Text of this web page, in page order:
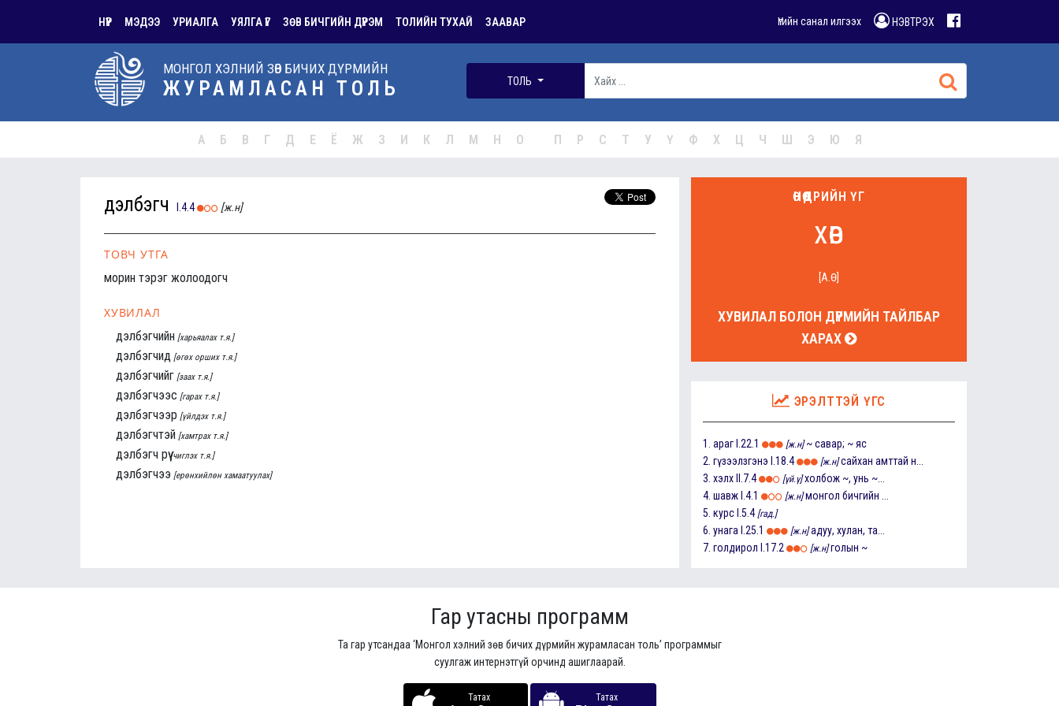
НҮҮР МЭДЭЭ УРИАЛГА УЯЛГА ҮГ ЗӨВ БИЧГИЙН ДҮРЭМ ТОЛИЙН ТУХАЙ ЗААВАР Үгийн санал илгээх НЭВТРЭХ
МОНГОЛ ХЭЛНИЙ ЗӨВ БИЧИХ ДҮРМИЙН
ЖУРАМЛАСАН ТОЛЬ ТОЛЬ
А Б В Г Д Е Ё Ж З И К Л М Н О П Р С Т У Ү Ф Х Ц Ч Ш Э Ю Я
дэлбэгч I.4.4 [ж.н]
ТОВЧ УТГА
морин тэрэг жолоодогч
ХУВИЛАЛ
дэлбэгчийн [харьяалах т.я.]
дэлбэгчид [өгөх орших т.я.]
дэлбэгчийг [заах т.я.]
дэлбэгчээс [гарах т.я.]
дэлбэгчээр [үйлдэх т.я.]
дэлбэгчтэй [хамтрах т.я.]
дэлбэгч рүү [чиглэх т.я.]
дэлбэгчээ [ерөнхийлөн хамаатуулах]
ӨНӨӨДРИЙН ҮГ
хөв
[А.Ө]
ХУВИЛАЛ БОЛОН ДҮРМИЙН ТАЙЛБАР
ХАРАХ
ЭРЭЛТТЭЙ ҮГС
1. араг I.22.1 [ж.н] ~ савар; ~ яс
2. гүзээлзгэнэ I.18.4 [ж.н] сайхан амттай н...
3. хэлх II.7.4 [үй.ү] холбож ~, унь ~...
4. шавж I.4.1 [ж.н] монгол бичгийн ...
5. курс I.5.4 [гад.]
6. унага I.25.1 [ж.н] адуу, хулан, та...
7. голдирол I.17.2 [ж.н] голын ~
Гар утасны программ
Та гар утсандаа ‘Монгол хэлний зөв бичих дүрмийн журамласан толь’ программыг
суулгаж интернэтгүй орчинд ашиглаарай.
Татах Татах